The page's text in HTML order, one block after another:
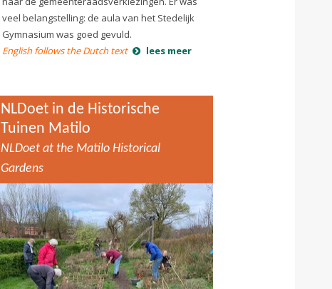
veel belangstelling: de aula van het Stedelijk
Gymnasium was goed gevuld.
English follows the Dutch text
lees meer
NLDoet in de Historische
Tuinen Matilo
NLDoet at the Matilo Historical
Gardens